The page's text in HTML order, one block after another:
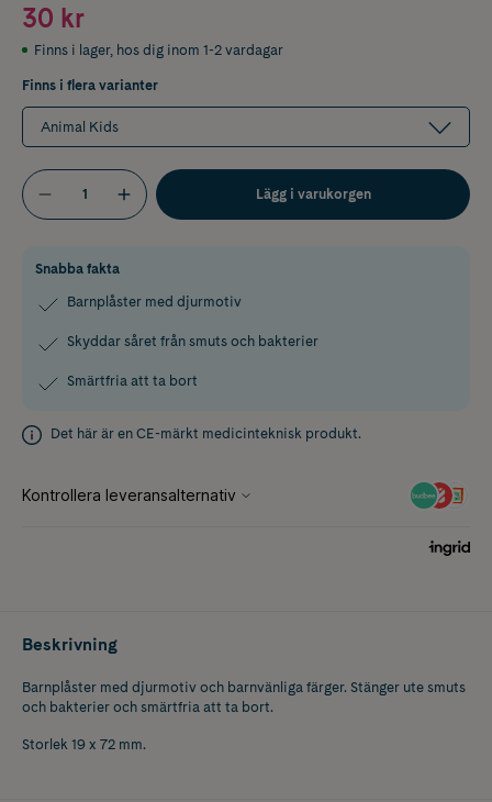
30 kr
Finns i lager, hos dig inom 1-2 vardagar
Finns i flera varianter
Animal Kids
Lägg i varukorgen
Snabba fakta
Barnplåster med djurmotiv
Skyddar såret från smuts och bakterier
Smärtfria att ta bort
Det här är en CE-märkt medicinteknisk produkt.
Beskrivning
Barnplåster med djurmotiv och barnvänliga färger. Stänger ute smuts
och bakterier och smärtfria att ta bort.
Storlek 19 x 72 mm.